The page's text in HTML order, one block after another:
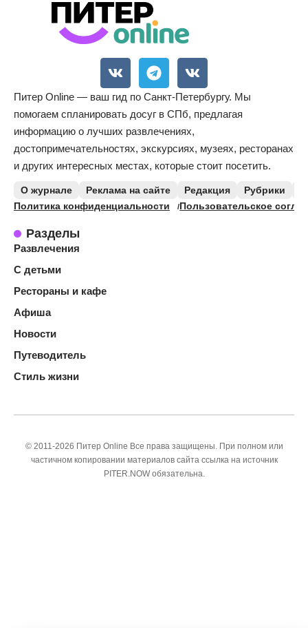
Питер Online — ваш гид по Санкт-Петербургу. Мы
помогаем спланировать досуг в СПб, предлагая
информацию о лучших развлечениях,
достопримечательностях, экскурсиях, музеях, ресторанах
и других интересных местах, которые стоит посетить.
О журнале Реклама на сайте Редакция Рубрики
Политика конфиденциальности
Пользовательское
Разделы
Развлечения
С детьми
Рестораны и кафе
Афиша
Новости
Путеводитель
Стиль жизни
© 2011-2026 Питер Online Все права защищены. При полном или
частичном копировании материалов сайта ссылка на источник
PITER.NOW обязательна.